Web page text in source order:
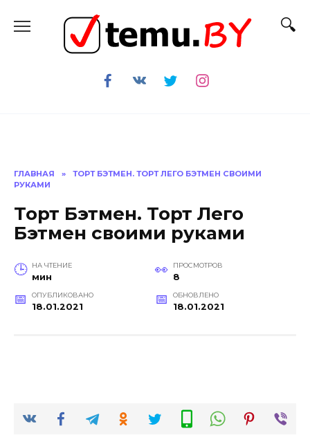
содержанию
ГЛАВНАЯ »
ТОРТ БЭТМЕН. ТОРТ ЛЕГО БЭТМЕН СВОИМИ
РУКАМИ
Торт Бэтмен. Торт Лего
Бэтмен своими руками
НА ЧТЕНИЕ
мин
ПРОСМОТРОВ
8
ОПУБЛИКОВАНО
18.01.2021
ОБНОВЛЕНО
18.01.2021